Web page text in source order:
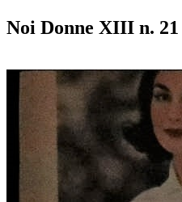
Noi Donne XIII n. 21